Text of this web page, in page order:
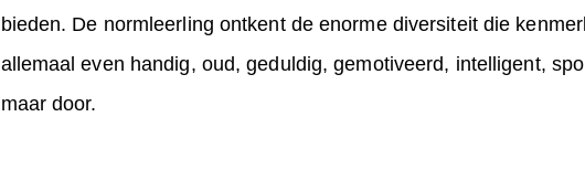
bieden. De normleerling ontkent de enorme diversiteit die
allemaal even handig, oud, geduldig, gemotiveerd, intelligent,
maar door.